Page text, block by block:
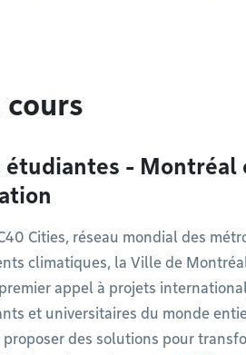
- Montréal
Cities, réseau mondial des
climatiques, la Ville de
appel à projets
et universitaires du monde
des solutions pour